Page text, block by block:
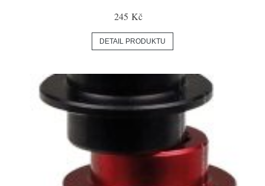
245 Kč
DETAIL PRODUKTU